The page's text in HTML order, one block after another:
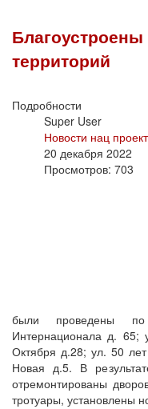
территорий
Подробности
Super User
Новости нац
20 декабря 2022
Просмотров: 703
были проведены
Интернационала д. 65;
Октября д.28; ул. 50
Новая д.5. В
отремонтированы
тротуары, установлены